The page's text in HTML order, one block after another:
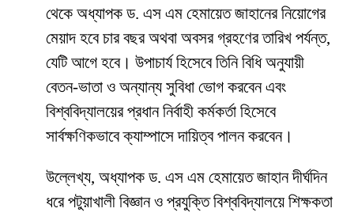
থেকে অধ্যাপক ড. এস এম হেমায়েত জাহানের নিয়োগের
মেয়াদ হবে চার বছর অথবা অবসর গ্রহণের তারিখ পর্যন্ত,
যেটি আগে হবে। উপাচার্য হিসেবে তিনি বিধি অনুযায়ী
বেতন-ভাতা ও অন্যান্য সুবিধা ভোগ করবেন এবং
বিশ্ববিদ্যালয়ের প্রধান নির্বাহী কর্মকর্তা হিসেবে
সার্বক্ষণিকভাবে ক্যাম্পাসে দায়িত্ব পালন করবেন।
উল্লেখ্য, অধ্যাপক ড. এস এম হেমায়েত জাহান দীর্ঘদিন
ধরে পটুয়াখালী বিজ্ঞান ও প্রযুক্তি বিশ্ববিদ্যালয়ে শিক্ষকতা